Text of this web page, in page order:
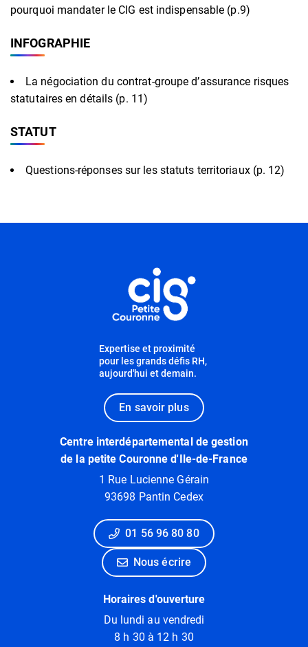
pourquoi mandater le CIG est indispensable (p.9)
INFOGRAPHIE
La négociation du contrat-groupe d’assurance risques
statutaires en détails (p. 11)
STATUT
Questions-réponses sur les statuts territoriaux (p. 12)
Expertise et proximité
pour les grands défis RH,
aujourd'hui et demain.
En savoir plus
Centre interdépartemental de gestion
de la petite Couronne d'Ile-de-France
1 Rue Lucienne Gérain
93698 Pantin Cedex
01 56 96 80 80
Nous écrire
Horaires d'ouverture
Du lundi au vendredi
8 h 30 à 12 h 30